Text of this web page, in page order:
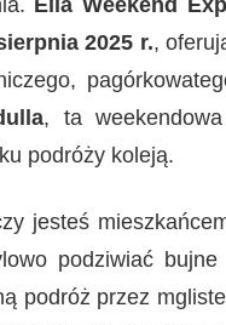
2025 r.,
, ta
podróży koleją.
jesteś
podziwiać
podróż przez